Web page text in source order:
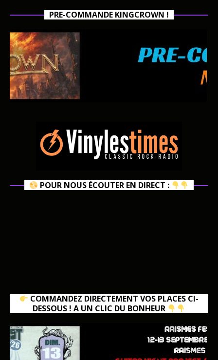
PRE-COMMANDE KINGCROWN !
POUR NOUS ÉCOUTER EN DIRECT :
COMMANDEZ DIRECTEMENT VOS PLACES CI-
DESSOUS ! A UN CLIC DU BONHEUR